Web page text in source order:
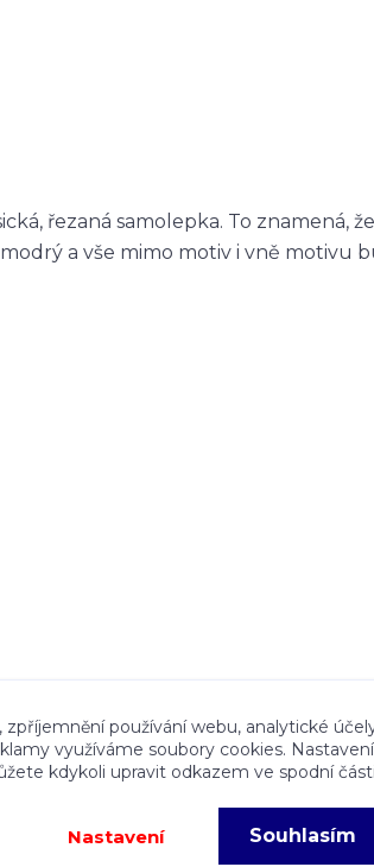
řezaná samolepka. To znamená,
a vše mimo motiv i vně motivu
obsah zveřejněný na stránkách
provozovatele je zakázáno.
používání webu, analytické
využíváme soubory cookies.
kdykoli upravit odkazem ve spodní
Nastavení Souhlasím